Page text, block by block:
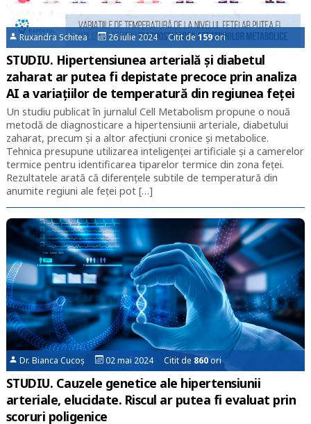
Ruxandra Schitea 26 iulie 2024 Citit de159ori
STUDIU. Hipertensiunea arterială și diabetul
zaharat ar putea fi depistate precoce prin analiza
AI a variațiilor de temperatură din regiunea feței
Un studiu publicat în jurnalul Cell Metabolism propune o nouă
metodă de diagnosticare a hipertensiunii arteriale, diabetului
zaharat, precum și a altor afecțiuni cronice și metabolice.
Tehnica presupune utilizarea inteligenței artificiale și a camerelor
termice pentru identificarea tiparelor termice din zona feței.
Rezultatele arată că diferențele subtile de temperatură din
anumite regiuni ale feței pot […]
Dr. Bianca Cucoș 02 mai 2024 Citit de 860ori
STUDIU. Cauzele genetice ale hipertensiunii
arteriale, elucidate. Riscul ar putea fi evaluat prin
scoruri poligenice